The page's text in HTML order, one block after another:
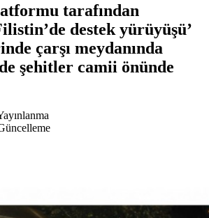
tarafından
destek yürüyüşü’
çarşı meydanında
şehitler camii önünde